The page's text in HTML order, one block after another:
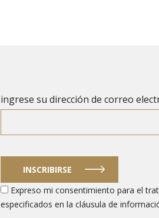
ingrese su dirección de correo
INSCRIBIRSE
Expreso mi consentimiento para el
especificados en la cláusula de